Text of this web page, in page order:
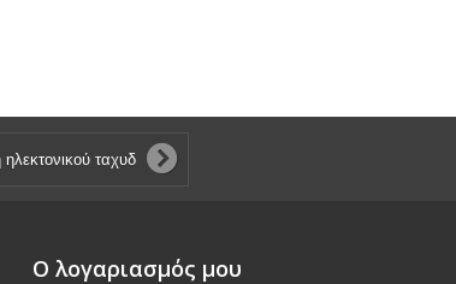
Ο λογαριασμός μου